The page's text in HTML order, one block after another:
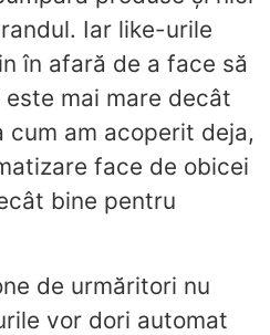
Iar like-urile
în afară de a face să
mai mare decât
cum am acoperit deja,
face de obicei
bine pentru
de urmăritori nu
vor dori automat